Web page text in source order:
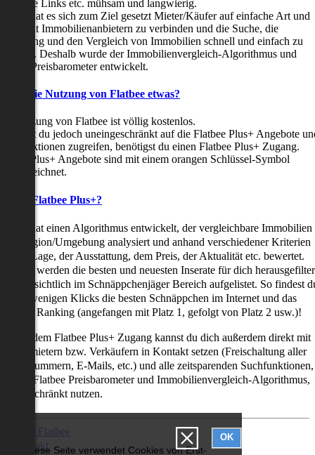
Diese Seite verwendet Cookies von Erst-
OK
Links etc. mühsam und langwierig.
hat es sich zum Ziel gesetzt Mieter/Käufer auf einfache Art und
mit Immobilienanbietern zu verbinden und die Suche, die
und den Vergleich von Immobilien schnell und einfach zu
Deshalb wurde der Immobilienvergleich-Algorithmus und
Preisbarometer entwickelt.
die Nutzung von Flatbee etwas?
Nutzung von Flatbee ist völlig kostenlos.
du jedoch uneingeschränkt auf die Flatbee Plus+ Angebote
zugreifen, benötigst du einen Flatbee Plus+ Zugang.
Plus+ Angebote sind mit einem orangen Schlüssel-Symbol
ist Flatbee Plus+?
hat einen Algorithmus entwickelt, der vergleichbare Immobilien
Region/Umgebung analysiert und anhand verschiedener Kriterien
der Lage, der Ausstattung, dem Preis, der Aktualität etc. bewertet.
werden die besten und neuesten Inserate für dich
übersichtlich im Schnäppchenjäger Bereich aufgelistet. So findest
nur wenigen Klicks die besten Schnäppchen im Internet und das
als Ranking (angefangen mit Platz 1, gefolgt von Platz 2 usw.)!
mit dem Flatbee Plus+ Zugang kannst du dich außerdem direkt mit
Vermietern bzw. Verkäufern in Kontakt setzen (Freischaltung aller
E-Mails, etc.) und alle zeitsparenden Suchfunktionen,
den Flatbee Preisbarometer und Immobilienvergleich-Algorithmus,
nutzen.
Über Flatbee
Kontakt